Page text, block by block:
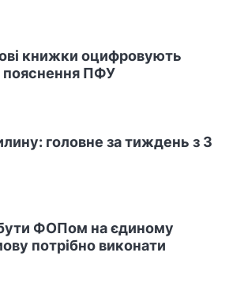
книжки оцифровують
пояснення ПФУ
головне за тиждень з 3
ФОПом на єдиному
потрібно виконати